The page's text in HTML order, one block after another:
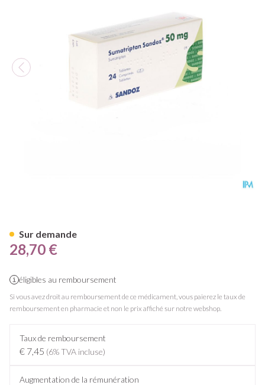
28,70 €
éligibles au remboursement
Si vous avez droit au remboursement de ce médicament, vous paierez le taux de
remboursement en pharmacie et non le prix affiché sur notre webshop.
Taux de remboursement
€ 7,45 (6% TVA incluse)
Augmentation de la rémunération
Sur demande